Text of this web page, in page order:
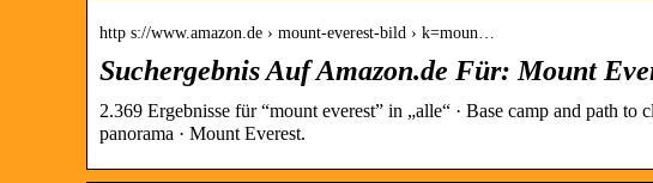
http s://www.amazon.de › mount-everest-bild › k=moun…
Suchergebnis Auf Amazon.de Für: Mount
2.369 Ergebnisse für “mount everest” in „alle“ · Base camp and path
panorama · Mount Everest.